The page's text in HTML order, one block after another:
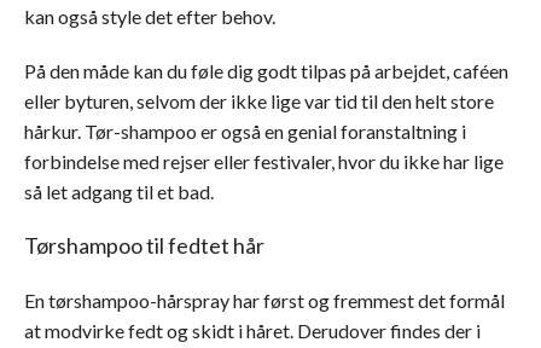
kan også style det efter behov.
På den måde kan du føle dig godt tilpas på arbejdet, caféen
eller byturen, selvom der ikke lige var tid til den helt store
hårkur. Tør-shampoo er også en genial foranstaltning i
forbindelse med rejser eller festivaler, hvor du ikke har lige
så let adgang til et bad.
Tørshampoo til fedtet hår
En tørshampoo-hårspray har først og fremmest det formål
at modvirke fedt og skidt i håret. Derudover findes der i